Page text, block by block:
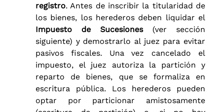
registro. Antes de inscribir la titularidad de
los bienes, los herederos deben liquidar el
Impuesto de Sucesiones(ver sección
siguiente) y demostrarlo al juez para evitar
pasivos fiscales. Una vez cancelado el
impuesto, el juez autoriza la partición y
reparto de bienes, que se formaliza en
escritura pública. Los herederos pueden
optar por particionar amistosamente